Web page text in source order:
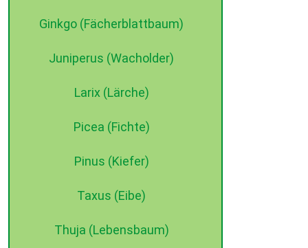
Ginkgo (Fächerblattbaum)
Juniperus (Wacholder)
Larix (Lärche)
Picea (Fichte)
Pinus (Kiefer)
Taxus (Eibe)
Thuja (Lebensbaum)